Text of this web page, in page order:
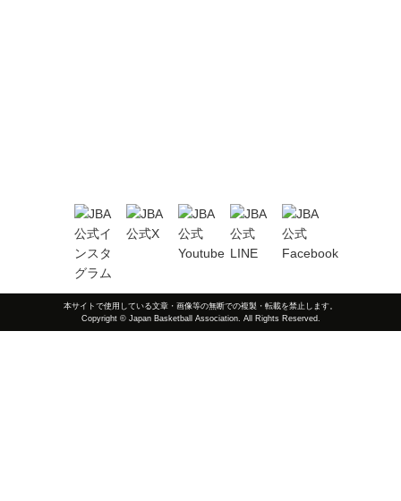
本サイトで使用している文章・画像等の無断での複製・転載を禁止します。
Copyright © Japan Basketball Association. All Rights Reserved.